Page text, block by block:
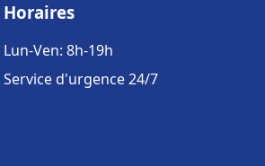
Horaires
Lun-Ven: 8h-19h
Service d'urgence 24/7